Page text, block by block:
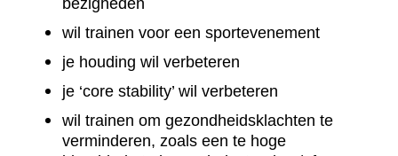
wil trainen voor een sportevenement
je houding wil verbeteren
je ‘core stability’ wil verbeteren
wil trainen om gezondheidsklachten te
verminderen, zoals een te hoge